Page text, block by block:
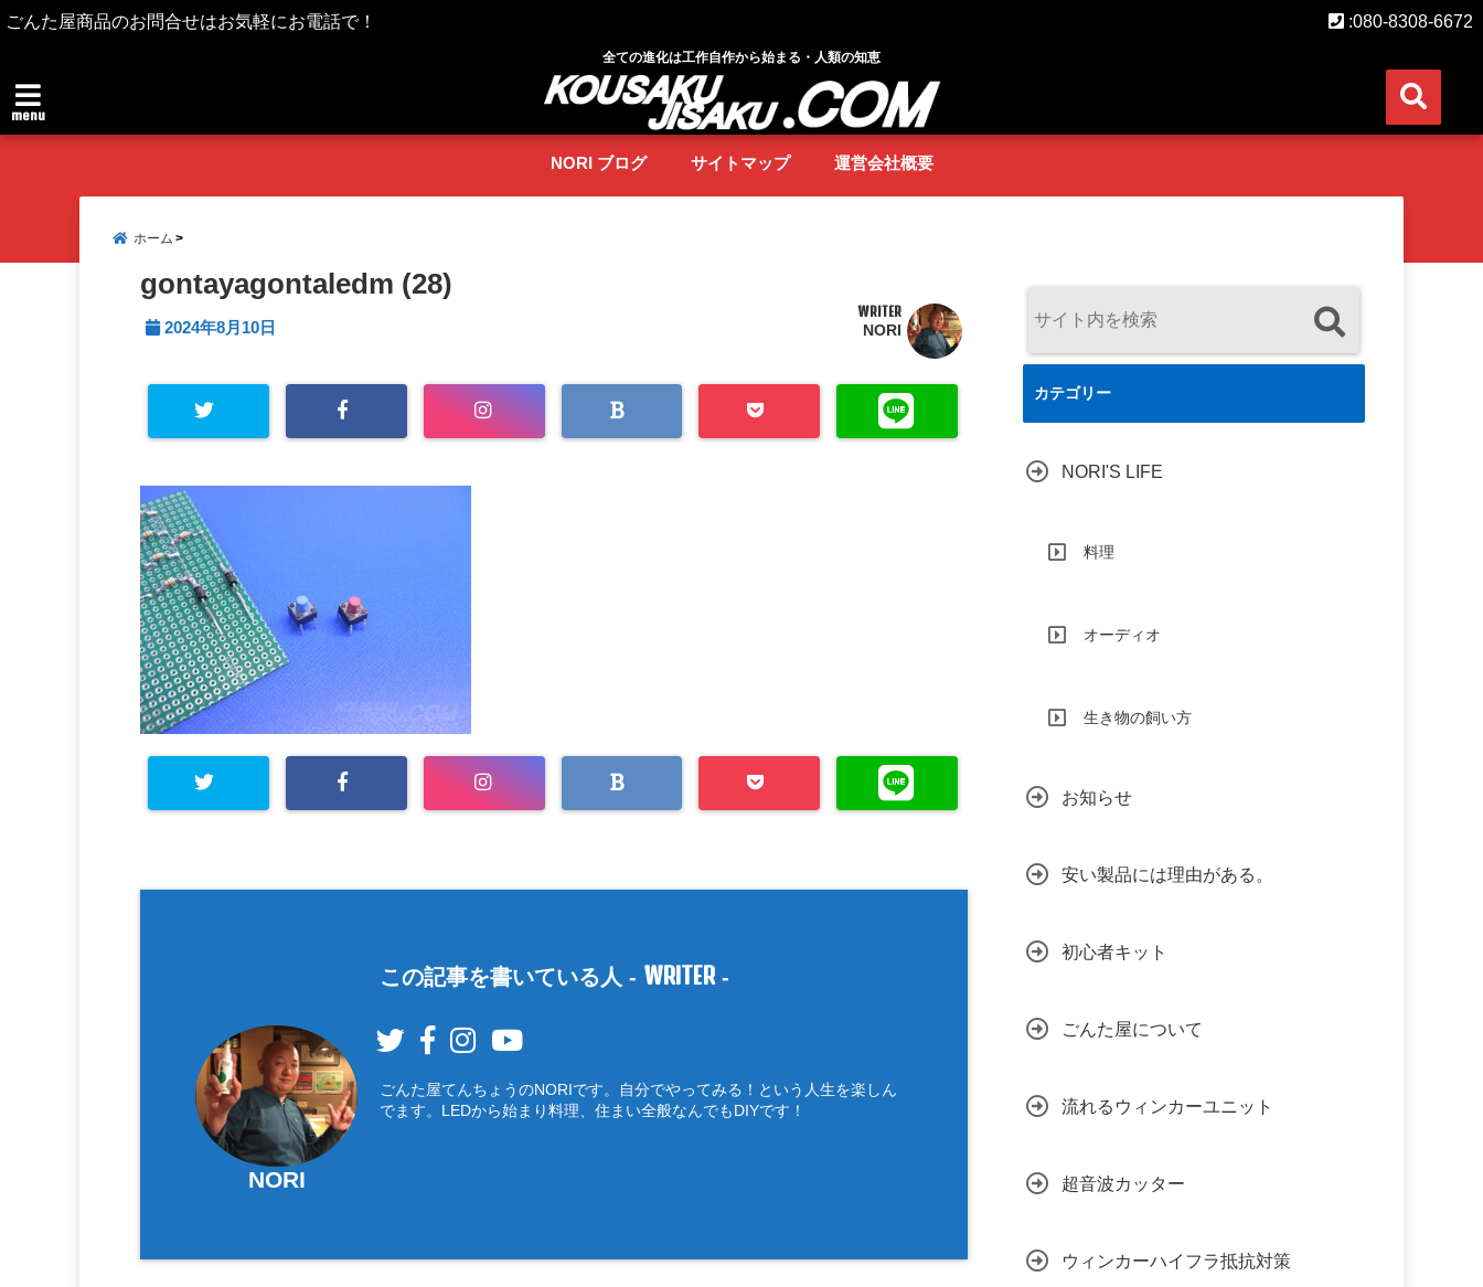
ごんた屋商品のお問合せはお気軽にお電話で！ :080-8308-6672
全ての進化は工作自作から始まる・人類の知恵
menu
NORI ブログ サイトマップ 運営会社概要
ホーム
gontayagontaledm (28)
2024年8月10日
WRITER
NORI
この記事を書いている人 - WRITER-
NORI
ごんた屋てんちょうのNORIです。自分でやってみる！という人生を楽しん
でます。LEDから始まり料理、住まい全般なんでもDIYです！
カテゴリー
NORI'S LIFE
料理
オーディオ
生き物の飼い方
お知らせ
安い製品には理由がある。
初心者キット
ごんた屋について
流れるウィンカーユニット
超音波カッター
ウィンカーハイフラ抵抗対策